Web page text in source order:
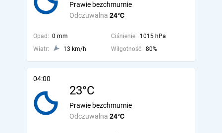
Odczuwalna 24°C
Prawie bezchmurnie
Opad: 0 mm Ciśnienie: 1015 hPa
Wiatr:
13 km/h Wilgotność: 80%
04:00
23°C
Odczuwalna 24°C
Prawie bezchmurnie